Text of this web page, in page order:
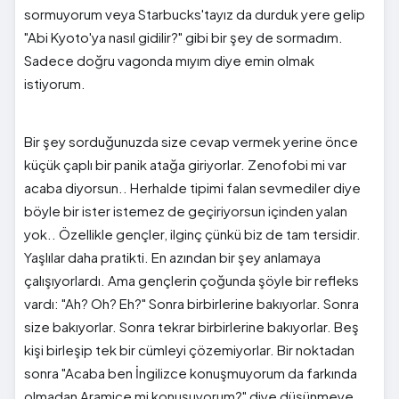
sormuyorum veya Starbucks'tayız da durduk yere gelip
"Abi Kyoto'ya nasıl gidilir?" gibi bir şey de sormadım.
Sadece doğru vagonda mıyım diye emin olmak
istiyorum.
Bir şey sorduğunuzda size cevap vermek yerine önce
küçük çaplı bir panik atağa giriyorlar. Zenofobi mi var
acaba diyorsun.. Herhalde tipimi falan sevmediler diye
böyle bir ister istemez de geçiriyorsun içinden yalan
yok.. Özellikle gençler, ilginç çünkü biz de tam tersidir.
Yaşlılar daha pratikti. En azından bir şey anlamaya
çalışıyorlardı. Ama gençlerin çoğunda şöyle bir refleks
vardı: "Ah? Oh? Eh?" Sonra birbirlerine bakıyorlar. Sonra
size bakıyorlar. Sonra tekrar birbirlerine bakıyorlar. Beş
kişi birleşip tek bir cümleyi çözemiyorlar. Bir noktadan
sonra "Acaba ben İngilizce konuşmuyorum da farkında